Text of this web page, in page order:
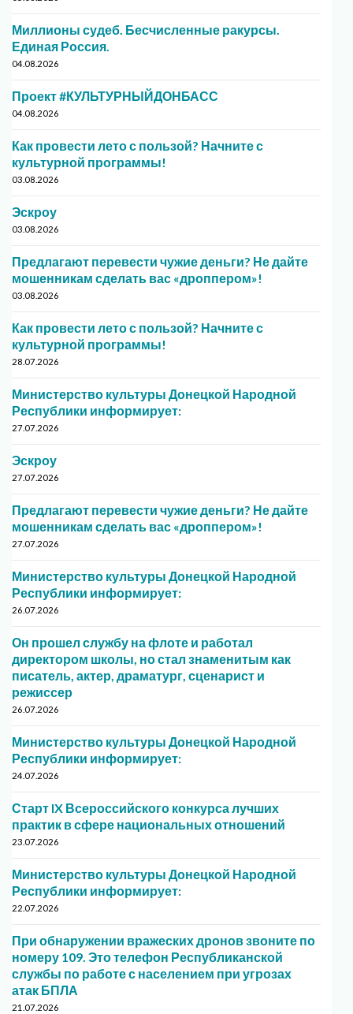
Миллионы судеб. Бесчисленные ракурсы.
Единая Россия.
04.08.2026
Проект #КУЛЬТУРНЫЙДОНБАСС
04.08.2026
Как провести лето с пользой? Начните с
культурной программы!
03.08.2026
Эскроу
03.08.2026
Предлагают перевести чужие деньги? Не дайте
мошенникам сделать вас «дроппером»!
03.08.2026
Как провести лето с пользой? Начните с
культурной программы!
28.07.2026
Министерство культуры Донецкой Народной
Республики информирует:
27.07.2026
Эскроу
27.07.2026
Предлагают перевести чужие деньги? Не дайте
мошенникам сделать вас «дроппером»!
27.07.2026
Министерство культуры Донецкой Народной
Республики информирует:
26.07.2026
Он прошел службу на флоте и работал
директором школы, но стал знаменитым как
писатель, актер, драматург, сценарист и
режиссер
26.07.2026
Министерство культуры Донецкой Народной
Республики информирует:
24.07.2026
Старт IX Всероссийского конкурса лучших
практик в сфере национальных отношений
23.07.2026
Министерство культуры Донецкой Народной
Республики информирует:
22.07.2026
При обнаружении вражеских дронов звоните по
номеру 109. Это телефон Республиканской
службы по работе с населением при угрозах
атак БПЛА
21.07.2026